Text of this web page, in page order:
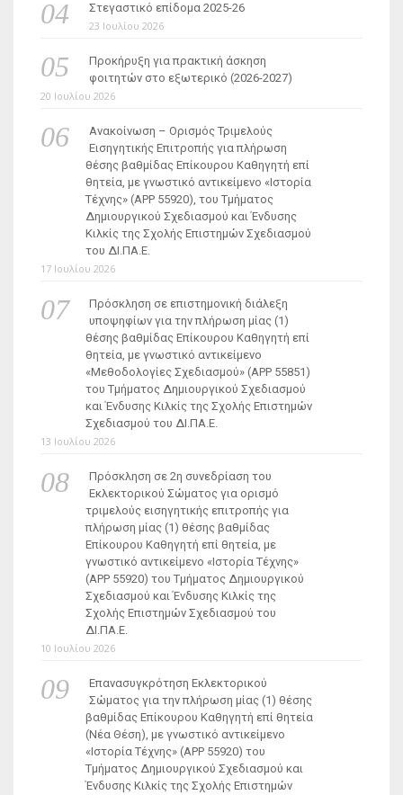
Στεγαστικό επίδομα 2025-26
23 Ιουλίου 2026
Προκήρυξη για πρακτική άσκηση
φοιτητών στο εξωτερικό (2026-2027)
20 Ιουλίου 2026
Ανακοίνωση – Ορισμός Τριμελούς
Εισηγητικής Επιτροπής για πλήρωση
θέσης βαθμίδας Επίκουρου Καθηγητή επί
θητεία, με γνωστικό αντικείμενο «Ιστορία
Τέχνης» (ΑΡΡ 55920), του Τμήματος
Δημιουργικού Σχεδιασμού και Ένδυσης
Κιλκίς της Σχολής Επιστημών Σχεδιασμού
του ΔΙ.ΠΑ.Ε.
17 Ιουλίου 2026
Πρόσκληση σε επιστημονική διάλεξη
υποψηφίων για την πλήρωση μίας (1)
θέσης βαθμίδας Επίκουρου Καθηγητή επί
θητεία, με γνωστικό αντικείμενο
«Μεθοδολογίες Σχεδιασμού» (ΑΡΡ 55851)
του Τμήματος Δημιουργικού Σχεδιασμού
και Ένδυσης Κιλκίς της Σχολής Επιστημών
Σχεδιασμού του ΔΙ.ΠΑ.Ε.
13 Ιουλίου 2026
Πρόσκληση σε 2η συνεδρίαση του
Εκλεκτορικού Σώματος για ορισμό
τριμελούς εισηγητικής επιτροπής για
πλήρωση μίας (1) θέσης βαθμίδας
Επίκουρου Καθηγητή επί θητεία, με
γνωστικό αντικείμενο «Ιστορία Τέχνης»
(ΑΡΡ 55920) του Τμήματος Δημιουργικού
Σχεδιασμού και Ένδυσης Κιλκίς της
Σχολής Επιστημών Σχεδιασμού του
ΔΙ.ΠΑ.Ε.
10 Ιουλίου 2026
Επανασυγκρότηση Εκλεκτορικού
Σώματος για την πλήρωση μίας (1) θέσης
βαθμίδας Επίκουρου Καθηγητή επί θητεία
(Νέα Θέση), με γνωστικό αντικείμενο
«Ιστορία Τέχνης» (ΑΡΡ 55920) του
Τμήματος Δημιουργικού Σχεδιασμού και
Ένδυσης Κιλκίς της Σχολής Επιστημών